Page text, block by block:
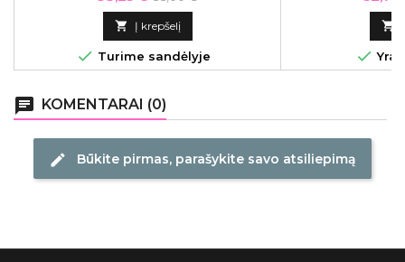
kaina
 Į krepšelį
 Turime sandėlyje
drėkina
struktūrą. Lakme
sulaukę
priežiūros
įkurta 1996

 Yra
chat KOMENTARAI (0)
edit Būkite pirmas, parašykite savo atsiliepimą